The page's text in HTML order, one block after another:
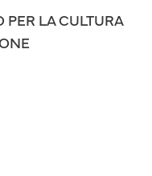
PER LA CULTURA